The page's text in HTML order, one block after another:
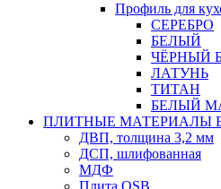
Профиль для
СЕРЕБРО
БЕЛЫЙ
ЧЁРНЫЙ
ЛАТУНЬ
ТИТАН
БЕЛЫЙ
ПЛИТНЫЕ МАТЕРИАЛЫ
ДВП, толщина 3,2 мм
ДСП, шлифованная
МДФ
Плита OSB